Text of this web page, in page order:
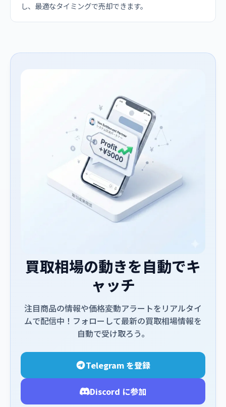
し、最適なタイミングで売却できます。
買取相場の動きを自動でキ
ャッチ
注目商品の情報や価格変動アラートをリアルタイ
ムで配信中！フォローして最新の買取相場情報を
自動で受け取ろう。
Telegram を登録
Discord に参加